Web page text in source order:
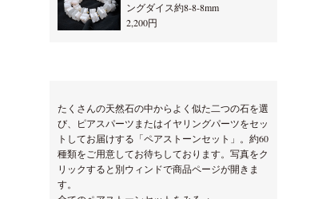
ングダイス約8-8-8mm
2,200円
たくさんの天然石の中からよく似た二つの石を選
び、ピアスパーツまたはイヤリングパーツをセッ
トしてお届けする「ペアストーンセット」。約60
種類をご用意してお待ちしております。写真をク
リックすると別ウィンドで商品ページが開きま
す。